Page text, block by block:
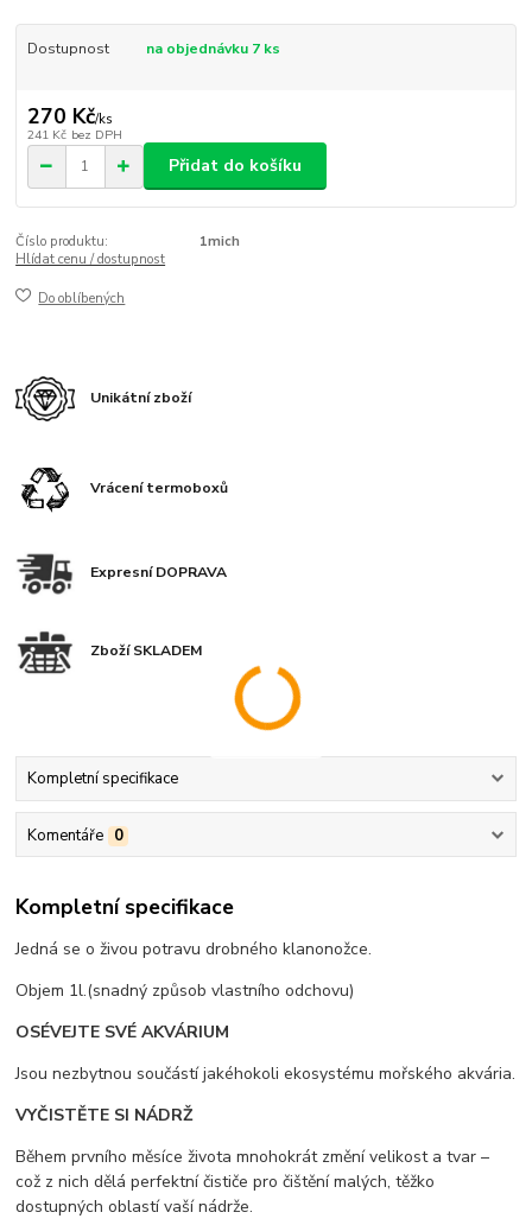
Dostupnost na objednávku 7 ks
270 Kč/ks
241 Kč bez DPH
Přidat do košíku
Číslo produktu:
1mich
Hlídat cenu / dostupnost
Do oblíbených
Unikátní zboží
Vrácení termoboxů
Expresní DOPRAVA
Zboží SKLADEM
Kompletní specifikace
Komentáře 0
Kompletní specifikace
Jedná se o živou potravu drobného klanonožce.
Objem 1l.(snadný způsob vlastního odchovu)
OSÉVEJTE SVÉ AKVÁRIUM
Jsou nezbytnou součástí jakéhokoli ekosystému mořského akvária.
VYČISTĚTE SI NÁDRŽ
Během prvního měsíce života mnohokrát změní velikost a tvar –
což z nich dělá perfektní čističe pro čištění malých, těžko
dostupných oblastí vaší nádrže.